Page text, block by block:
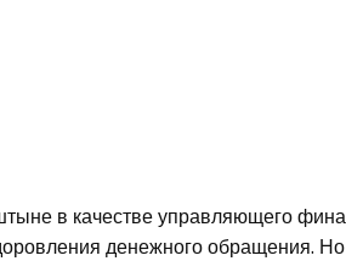
в качестве управляющего
денежного обращения.